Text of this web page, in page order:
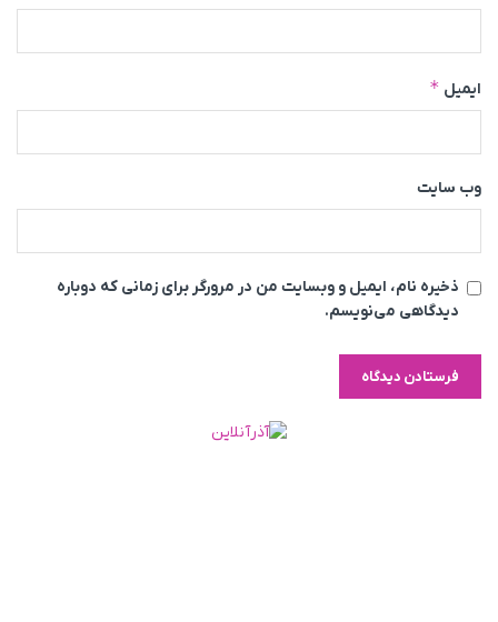
ایمیل *
وب‌ سایت
ذخیره نام، ایمیل و وبسایت من در مرورگر برای زمانی که دوباره
دیدگاهی می‌نویسم.